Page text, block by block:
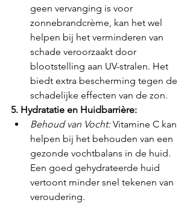
geen vervanging is voor
zonnebrandcrème, kan het wel
helpen bij het verminderen van
schade veroorzaakt door
blootstelling aan UV-stralen. Het
biedt extra bescherming tegen de
schadelijke effecten van de zon.
5. Hydratatie en Huidbarrière:
Behoud van Vocht: Vitamine C kan
helpen bij het behouden van een
gezonde vochtbalans in de huid.
Een goed gehydrateerde huid
vertoont minder snel tekenen van
veroudering.